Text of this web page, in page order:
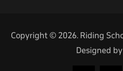
Copyright © 2026. Riding
Designed by